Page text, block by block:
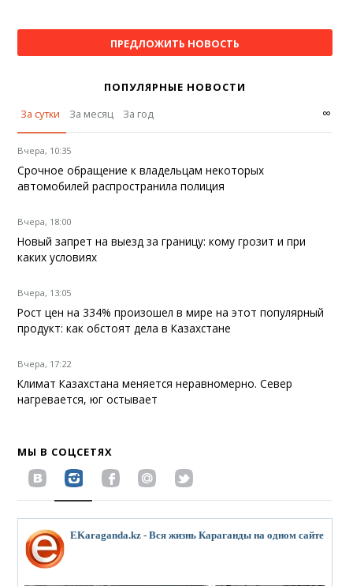
ПРЕДЛОЖИТЬ НОВОСТЬ
ПОПУЛЯРНЫЕ НОВОСТИ
За сутки
За месяц За год ∞
Вчера, 10:35
Срочное обращение к владельцам некоторых
автомобилей распространила полиция
Вчера, 18:00
Новый запрет на выезд за границу: кому грозит и при
каких условиях
Вчера, 13:05
Рост цен на 334% произошел в мире на этот популярный
продукт: как обстоят дела в Казахстане
Вчера, 17:22
Климат Казахстана меняется неравномерно. Север
нагревается, юг остывает
МЫ В СОЦСЕТЯХ
EKaraganda.kz - Вся жизнь Караганды на одном сайте